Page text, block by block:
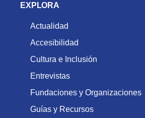
EXPLORA
Actualidad
Accesibilidad
Cultura e Inclusión
Entrevistas
Fundaciones y Organizaciones
Guías y Recursos